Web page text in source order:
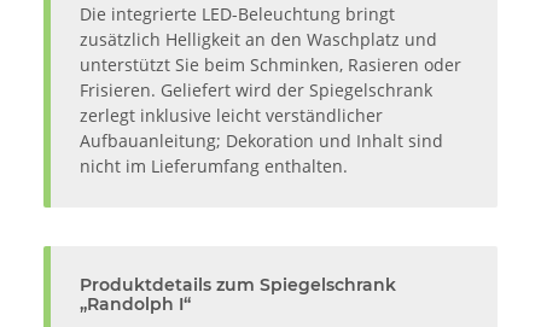
Die integrierte LED-Beleuchtung bringt
zusätzlich Helligkeit an den Waschplatz und
unterstützt Sie beim Schminken, Rasieren oder
Frisieren. Geliefert wird der Spiegelschrank
zerlegt inklusive leicht verständlicher
Aufbauanleitung; Dekoration und Inhalt sind
nicht im Lieferumfang enthalten.
Produktdetails zum Spiegelschrank
„Randolph I“